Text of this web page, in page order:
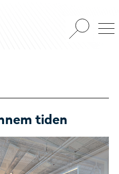
tiden